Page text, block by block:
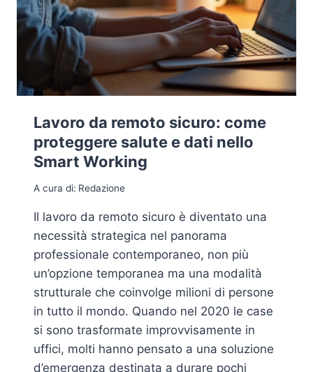
Lavoro da remoto sicuro: come
proteggere salute e dati nello
Smart Working
A cura di: Redazione
Il lavoro da remoto sicuro è diventato una
necessità strategica nel panorama
professionale contemporaneo, non più
un’opzione temporanea ma una modalità
strutturale che coinvolge milioni di persone
in tutto il mondo. Quando nel 2020 le case
si sono trasformate improvvisamente in
uffici, molti hanno pensato a una soluzione
d’emergenza destinata a durare pochi